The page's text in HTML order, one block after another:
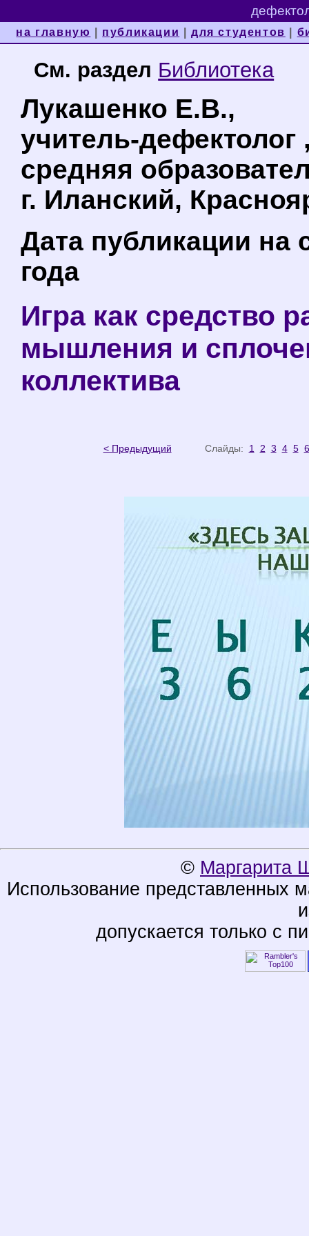
на главную публикации |для студентов
См. раздел Библиотека
Лукашенко Е.В.,
учитель-
средняя
г. Иланский,
Дата публикации на
года
Игра как средство
мышления и
коллектива
< Предыдущий Слайды: 1 2 3 4 5 6
© Маргарита
Использование представленных
допускается только с